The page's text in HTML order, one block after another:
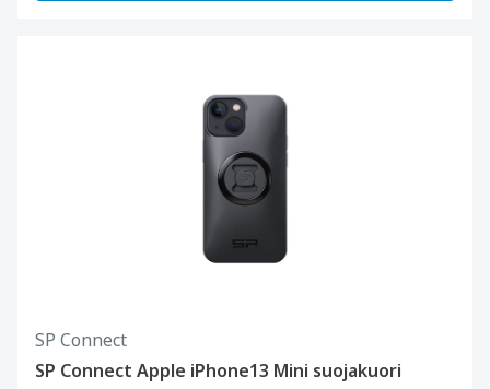
SP Connect
SP Connect Apple iPhone13 Mini suojakuori